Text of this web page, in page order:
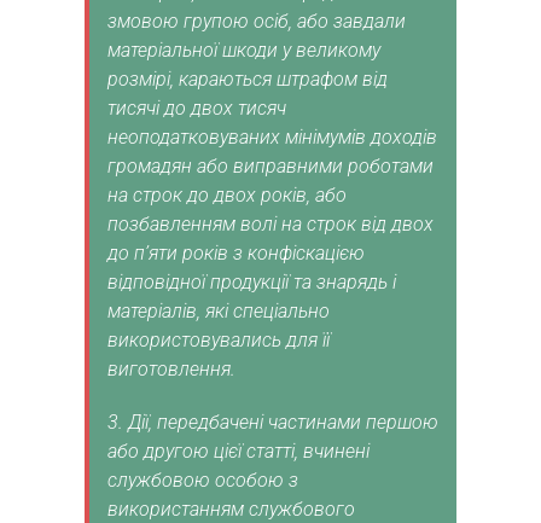
змовою групою осіб, або завдали
матеріальної шкоди у великому
розмірі, караються штрафом від
тисячі до двох тисяч
неоподатковуваних мінімумів доходів
громадян або виправними роботами
на строк до двох років, або
позбавленням волі на строк від двох
до п’яти років з конфіскацією
відповідної продукції та знарядь і
матеріалів, які спеціально
використовувались для її
виготовлення.
3. Дії, передбачені частинами першою
або другою цієї статті, вчинені
службовою особою з
використанням службового